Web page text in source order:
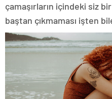
çamaşırların içindeki siz
baştan çıkmaması işten